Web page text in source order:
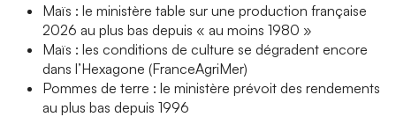
Maïs : le ministère table sur une production française
2026 au plus bas depuis « au moins 1980 »
Maïs : les conditions de culture se dégradent encore
dans l’Hexagone (FranceAgriMer)
Pommes de terre : le ministère prévoit des rendements
au plus bas depuis 1996